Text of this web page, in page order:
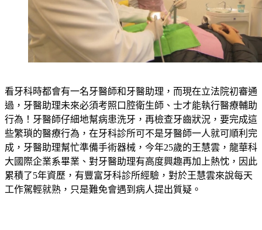
過，牙醫助理未來必須考照口腔衛生師、士才能執行醫療輔助
行為！牙醫師仔細地幫病患洗牙，再檢查牙齒狀況，要完成這
些繁瑣的醫療行為，在牙科診所可不是牙醫師一人就可順利完
成，牙醫助理幫忙準備手術器械，今年25歲的王慧雲，龍華科
大國際企業系畢業、對牙醫助理有高度興趣再加上熱忱，因此
累積了5年資歷，有豐富牙科診所經驗，對於王慧雲來說每天
工作駕輕就熟，只是難免會遇到病人提出質疑。